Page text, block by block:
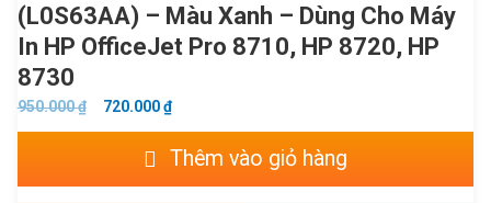
(L0S63AA) – Màu Xanh – Dùng Cho Máy
In HP OfficeJet Pro 8710, HP 8720, HP
8730
950.000₫
GIÁ
GỐC
950.000 ₫.
720.000₫GIÁ
HIỆN
TẠI
LÀ:
Thêm vào giỏ hàng